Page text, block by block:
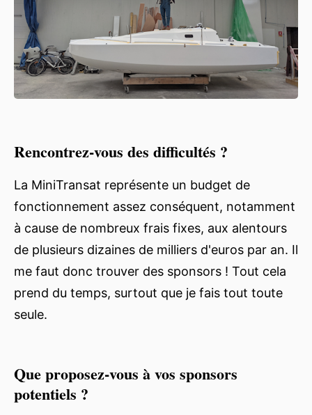
Rencontrez-vous des difficultés ?
La MiniTransat représente un budget de
fonctionnement assez conséquent, notamment
à cause de nombreux frais fixes, aux alentours
de plusieurs dizaines de milliers d'euros par an. Il
me faut donc trouver des sponsors ! Tout cela
prend du temps, surtout que je fais tout toute
seule.
Que proposez-vous à vos sponsors
potentiels ?